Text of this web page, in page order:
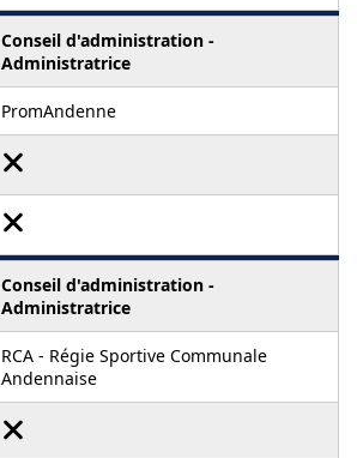
Conseil d'administration -
Administratrice
PromAndenne
Conseil d'administration -
Administratrice
RCA - Régie Sportive Communale
Andennaise